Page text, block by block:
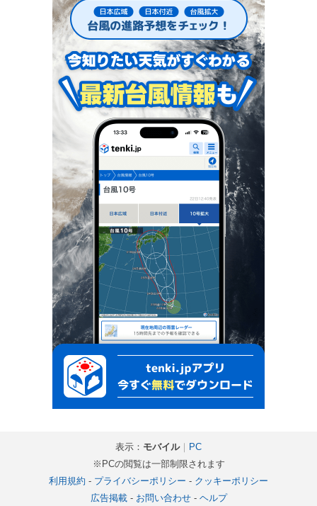
表示： モバイル｜ PC
※PCの閲覧は一部制限されます
利用規約 - プライバシーポリシー - クッキーポリシー
広告掲載- お問い合わせ- ヘルプ